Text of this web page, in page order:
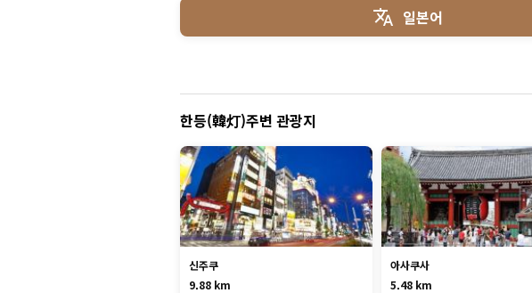
일본어
한등(韓灯)주변 관광지
신주쿠
9.88 km
아사쿠사
5.48 km